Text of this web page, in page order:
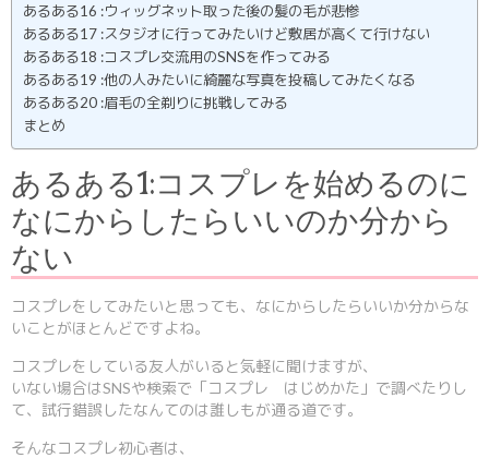
あるある16 :ウィッグネット取った後の髪の毛が悲惨
あるある17 :スタジオに行ってみたいけど敷居が高くて行けない
あるある18 :コスプレ交流用のSNSを作ってみる
あるある19 :他の人みたいに綺麗な写真を投稿してみたくなる
あるある20 :眉毛の全剃りに挑戦してみる
まとめ
あるある1:コスプレを始めるのに
なにからしたらいいのか分から
ない
コスプレをしてみたいと思っても、なにからしたらいいか分からな
いことがほとんどですよね。
コスプレをしている友人がいると気軽に聞けますが、
いない場合はSNSや検索で「コスプレ はじめかた」で調べたりし
て、試行錯誤したなんてのは誰しもが通る道です。
そんなコスプレ初心者は、